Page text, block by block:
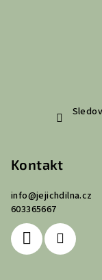
Kontakt
info@jejichdilna.cz
603365667